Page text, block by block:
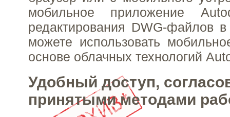
мобильное приложение
редактирования DWG-файлов
можете использовать
основе облачных технологий
Удобный доступ,
принятыми методами